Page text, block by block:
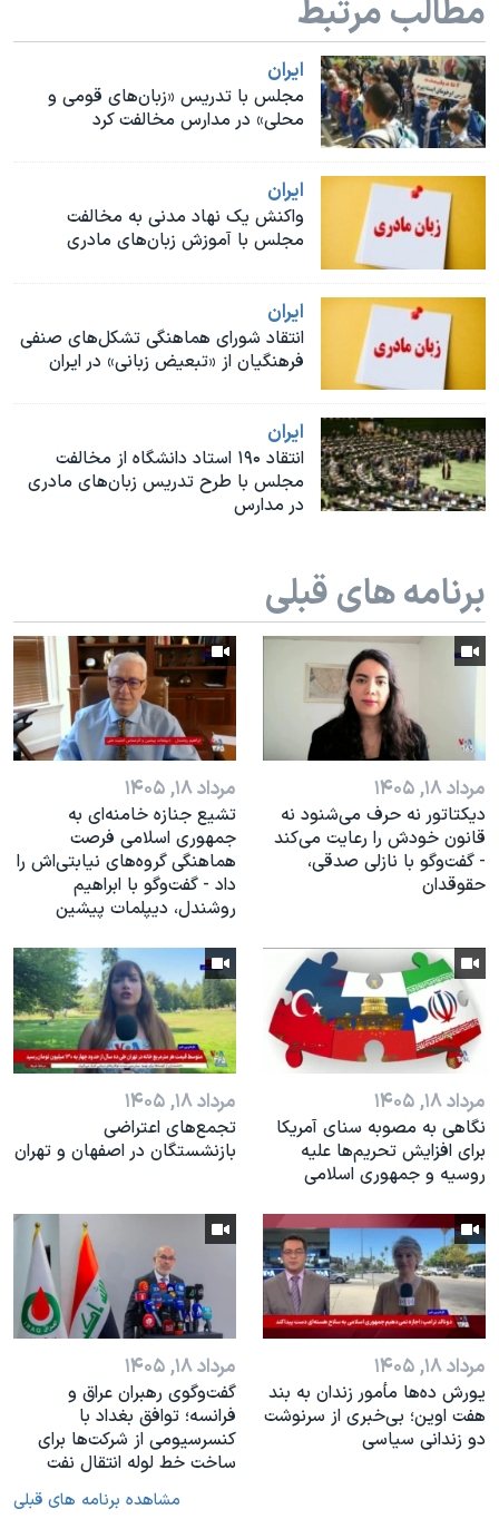
نرگس محمدی برنده جایزه نوبل صلح
همایش محافظه‌کاران آمریکا «سی‌پک»
صفحه‌های ویژه
مطالب مرتبط
ايران
مجلس با تدریس «زبان‌های قومی و
محلی» در مدارس مخالفت کرد
ايران
واکنش یک نهاد مدنی به مخالفت
مجلس با آموزش زبان‌های مادری
ايران
انتقاد شورای هماهنگی تشکل‌های صنفی
فرهنگیان از «تبعیض زبانی» در ایران
ايران
انتقاد ۱۹۰ استاد دانشگاه از مخالفت
مجلس با طرح تدریس زبان‌های مادری
در مدارس
برنامه های قبلی
مرداد ۱۸, ۱۴۰۵
دیکتاتور نه حرف می‌شنود نه
قانون خودش را رعایت می‌کند
- گفت‌وگو با نازلی صدقی،
حقوقدان
مرداد ۱۸, ۱۴۰۵
تشیع جنازه خامنه‌ای به
جمهوری اسلامی فرصت
هماهنگی گروه‌های نیابتی‌اش را
داد - گفت‌وگو با ابراهیم
روشندل، دیپلمات پیشین
مرداد ۱۸, ۱۴۰۵
نگاهی به مصوبه سنای آمریکا
برای افزایش تحریم‌ها علیه
روسیه و جمهوری اسلامی
مرداد ۱۸, ۱۴۰۵
تجمع‌های اعتراضی
بازنشستگان در اصفهان و تهران
مرداد ۱۸, ۱۴۰۵
یورش ده‌ها مأمور زندان به بند
هفت اوین؛ بی‌خبری از سرنوشت
دو زندانی سیاسی
مرداد ۱۸, ۱۴۰۵
گفت‌وگوی رهبران عراق و
فرانسه؛ توافق بغداد با
کنسرسیومی از شرکت‌ها برای
ساخت خط لوله انتقال نفت
مشاهده برنامه های قبلی